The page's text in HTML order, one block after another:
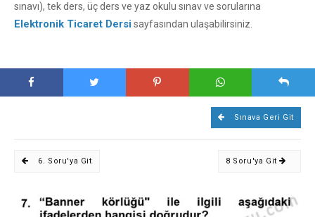
sınavı), tek ders, üç ders ve yaz okulu sınav ve sorularına
Elektronik Ticaret Dersisayfasından ulaşabilirsiniz.
Sınava Geri Git
6. Soru'ya Git 8 Soru'ya Git